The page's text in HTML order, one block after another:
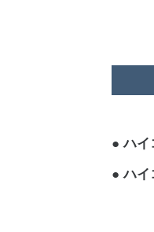
ハイ
ハイ